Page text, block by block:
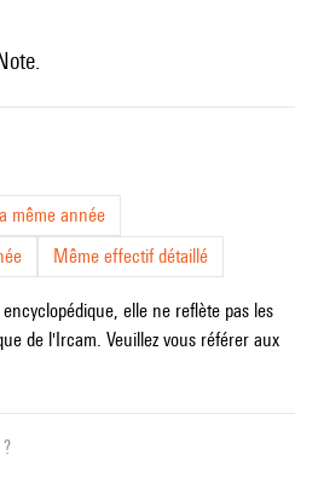
même année
Même effectif détaillé
elle ne reflète pas les
de l'Ircam. Veuillez vous référer aux